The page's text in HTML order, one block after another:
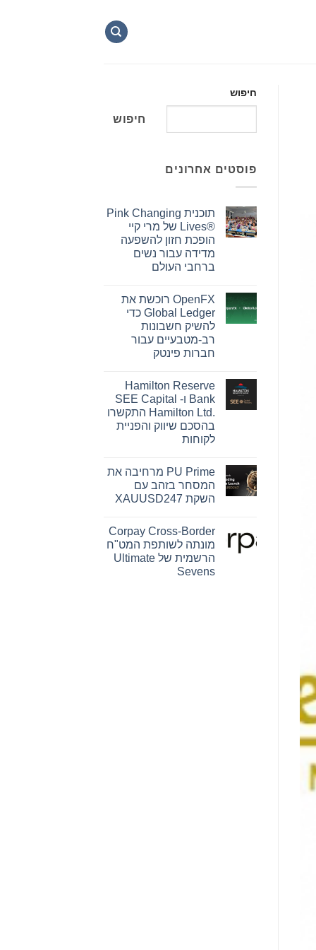
חיפוש
חיפוש
פוסטים אחרונים
תוכנית Pink Changing
Lives®‎ של מרי קיי
הופכת חזון להשפעה
מדידה עבור נשים
ברחבי העולם
על
תוכנית
Pink
Changing
Lives®‎
של
מרי
חזון
להשפעה
מדידה
עבור
נשים
ברחבי
העולם
OpenFX רוכשת את
Global Ledger כדי
להשיק חשבונות
רב-מטבעיים עבור
חברות פינטק
על
OpenFX
רוכשת
את
Global
Ledger
כדי
רב-מטבעיים
עבור
חברות
פינטק
Hamilton Reserve
Bank ו- SEE Capital
Hamilton Ltd.‎ התקשרו
בהסכם שיווק והפניית
לקוחות
על
Hamilton
Reserve
Bank
Capital
Hamilton
Ltd.‎
התקשרו
בהסכם
שיווק
PU Prime מרחיבה את
המסחר בזהב עם
השקת XAUUSD247
על
PU
Prime
מרחיבה
את
המסחר
Corpay Cross-Border
מונתה לשותפת המט"ח
הרשמית של Ultimate
Sevens